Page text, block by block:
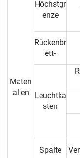
Materi
alien
Höchstgr
enze
Rückenbr
ett-
Leuchtka
sten
Spalte